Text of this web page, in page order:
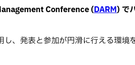
Conference (DARM) で
、発表と参加が円滑に行える環